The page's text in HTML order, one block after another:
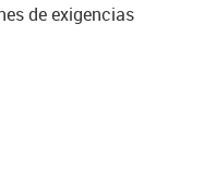
de exigencias